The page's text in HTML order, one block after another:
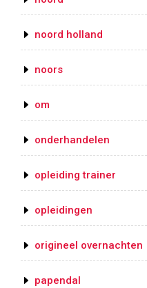
noord holland
noors
om
onderhandelen
opleiding trainer
opleidingen
origineel overnachten
papendal